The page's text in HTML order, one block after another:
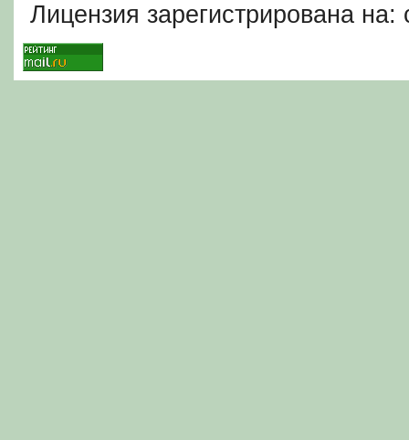
Лицензия зарегистрирована